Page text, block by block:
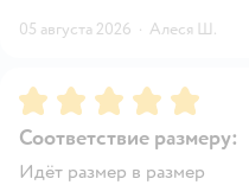
05 августа 2026 · Алеся Ш.
Рейтинг:5
Соответствие размеру:
Идёт размер в размер